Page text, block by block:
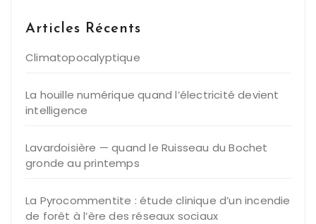
Articles Récents
Climatopocalyptique
La houille numérique quand l’électricité devient
intelligence
Lavardoisière — quand le Ruisseau du Bochet
gronde au printemps
La Pyrocommentite : étude clinique d’un incendie
de forêt à l’ère des réseaux sociaux